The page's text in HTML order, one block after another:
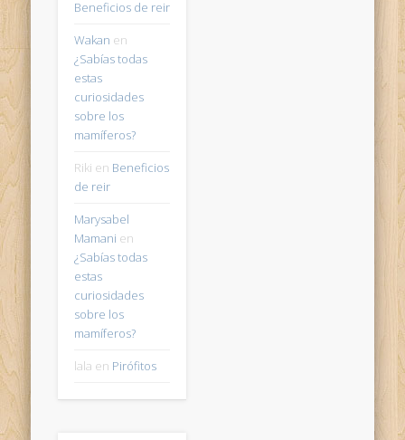
Beneficios de reir
Wakan en
¿Sabías todas
estas
curiosidades
sobre los
mamíferos?
Riki en Beneficios
de reir
Marysabel
Mamani en
¿Sabías todas
estas
curiosidades
sobre los
mamíferos?
lala en Pirófitos